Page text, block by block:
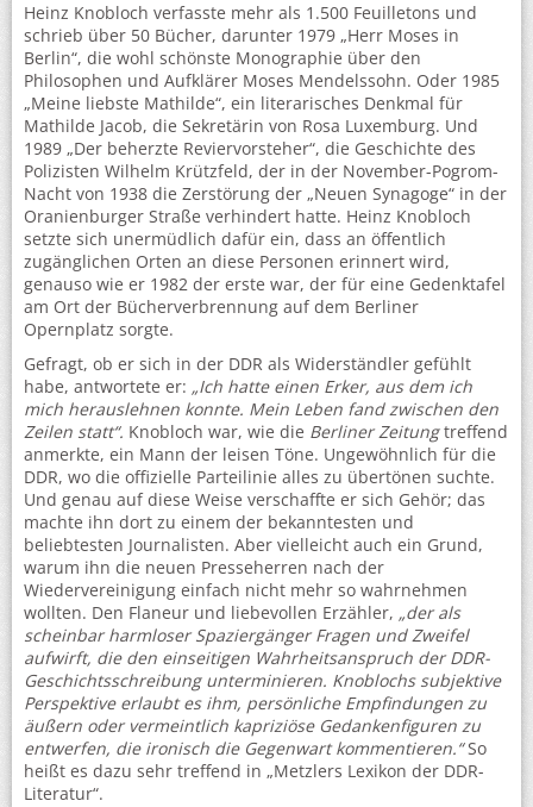
Heinz Knobloch verfasste mehr als 1.500 Feuilletons und
schrieb über 50 Bücher, darunter 1979 „Herr Moses in
Berlin“, die wohl schönste Monographie über den
Philosophen und Aufklärer Moses Mendelssohn. Oder 1985
„Meine liebste Mathilde“, ein literarisches Denkmal für
Mathilde Jacob, die Sekretärin von Rosa Luxemburg. Und
1989 „Der beherzte Reviervorsteher“, die Geschichte des
Polizisten Wilhelm Krützfeld, der in der November-Pogrom-
Nacht von 1938 die Zerstörung der „Neuen Synagoge“ in der
Oranienburger Straße verhindert hatte. Heinz Knobloch
setzte sich unermüdlich dafür ein, dass an öffentlich
zugänglichen Orten an diese Personen erinnert wird,
genauso wie er 1982 der erste war, der für eine Gedenktafel
am Ort der Bücherverbrennung auf dem Berliner
Opernplatz sorgte.
Gefragt, ob er sich in der DDR als Widerständler gefühlt
habe, antwortete er: „Ich hatte einen Erker, aus dem ich
mich herauslehnen konnte. Mein Leben fand zwischen den
Zeilen statt“. Knobloch war, wie die Berliner Zeitungtreffend
anmerkte, ein Mann der leisen Töne. Ungewöhnlich für die
DDR, wo die offizielle Parteilinie alles zu übertönen suchte.
Und genau auf diese Weise verschaffte er sich Gehör; das
machte ihn dort zu einem der bekanntesten und
beliebtesten Journalisten. Aber vielleicht auch ein Grund,
warum ihn die neuen Presseherren nach der
Wiedervereinigung einfach nicht mehr so wahrnehmen
wollten. Den Flaneur und liebevollen Erzähler, „der als
scheinbar harmloser Spaziergänger Fragen und Zweifel
aufwirft, die den einseitigen Wahrheitsanspruch der DDR-
Geschichtsschreibung unterminieren. Knoblochs subjektive
Perspektive erlaubt es ihm, persönliche Empfindungen zu
äußern oder vermeintlich kapriziöse Gedankenfiguren zu
entwerfen, die ironisch die Gegenwart kommentieren.“So
heißt es dazu sehr treffend in „Metzlers Lexikon der DDR-
Literatur“.